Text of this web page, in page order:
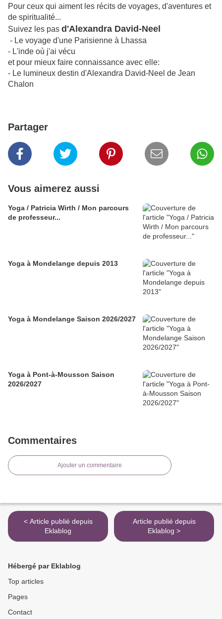
Pour ceux qui aiment les récits de voyages, d'aventures et
de spiritualité...
Suivez les pas d'Alexandra David-Neel
- Le voyage d'une Parisienne à Lhassa
- L'inde où j'ai vécu
et pour mieux faire connaissance avec elle:
- Le lumineux destin d'Alexandra David-Neel de Jean
Chalon
Partager
Vous aimerez aussi
Yoga / Patricia Wirth / Mon parcours
de professeur...
Yoga à Mondelange depuis 2013
Yoga à Mondelange Saison 2026/2027
Yoga à Pont-à-Mousson Saison
2026/2027
Commentaires
Ajouter un commentaire
< Article publié depuis
Eklablog
Article publié depuis
Eklablog >
Hébergé par Eklablog
Top articles
Pages
Contact